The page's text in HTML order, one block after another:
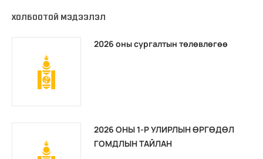
ХОЛБООТОЙ МЭДЭЭЛЭЛ
2026 оны сургалтын төлөвлөгөө
2026 ОНЫ 1-Р УЛИРЛЫН ӨРГӨДӨЛ
ГОМДЛЫН ТАЙЛАН